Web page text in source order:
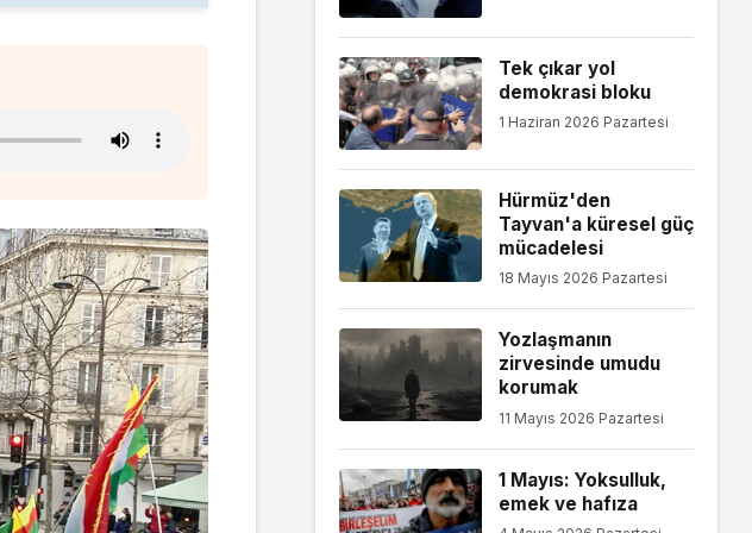
Tek çıkar yol
demokrasi bloku
1 Haziran 2026 Pazartesi
Hürmüz'den
Tayvan'a küresel güç
mücadelesi
18 Mayıs 2026 Pazartesi
Yozlaşmanın
zirvesinde umudu
korumak
11 Mayıs 2026 Pazartesi
1 Mayıs: Yoksulluk,
emek ve hafıza